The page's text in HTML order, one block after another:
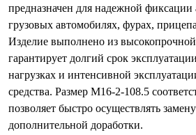
предназначен для надежной фиксации
грузовых автомобилях, фурах,
Изделие выполнено из высокопрочной
гарантирует долгий срок
нагрузках и интенсивной
средства. Размер М16-2-108.5
позволяет быстро осуществлять
дополнительной доработки.